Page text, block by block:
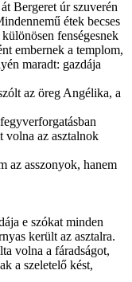
Bergeret úr szuverén
étek becses
fenségesnek
embernek a templom,
maradt: gazdája
az öreg Angélika, a
volna az asztalnok
az asszonyok, hanem
e szókat minden
került az asztalra.
volna a fáradságot,
a szeletelő kést,